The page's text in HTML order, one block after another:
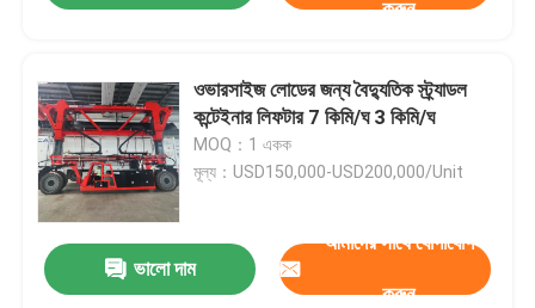
মান নিয়ন্ত্রণ
যোগাযোগ করুন
খবর
করুন
ওভারসাইজ লোডের জন্য বৈদ্যুতিক স্ট্র্যাডল
কন্টেইনার লিফটার 7 কিমি/ঘ 3 কিমি/ঘ
MOQ：1 একক
মূল্য：USD150,000-USD200,000/Unit
ভালো দাম
আমাদের সাথে যোগাযোগ
করুন